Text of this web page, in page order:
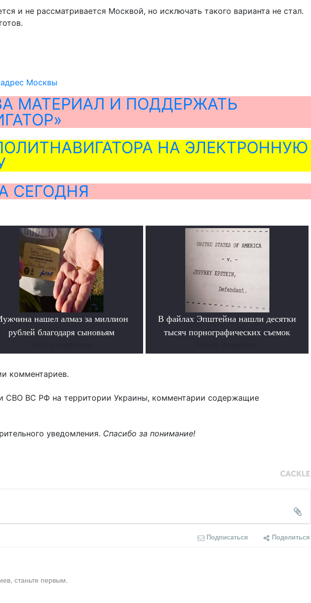
и не рассматривается Москвой, но исключать такого варианта не стал.
адрес Москвы
МАТЕРИАЛ И ПОДДЕРЖАТЬ
НА ЭЛЕКТРОННУЮ
СЕГОДНЯ
нашел алмаз за миллион
рублей благодаря сыновьям
В файлах Эпштейна нашли десятки
тысяч порнографических съемок
комментариев.
СВО ВС РФ на территории Украины, комментарии содержащие
уведомления. Спасибо за понимание!
Подписаться Поделиться
станьте первым.